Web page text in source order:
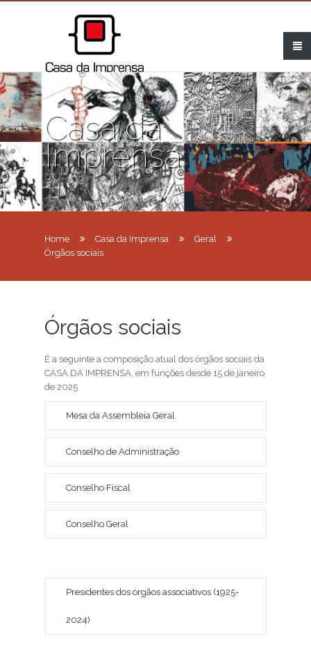
Casa da
Imprensa
Home Casa da Imprensa
Geral
Órgãos sociais
Órgãos sociais
É a seguinte a composição atual dos órgãos sociais da
CASA DA IMPRENSA, em funções desde 15 de janeiro
de 2025
Mesa da Assembleia Geral
Conselho de Administração
Conselho Fiscal
Conselho Geral
Presidentes dos órgãos associativos (1925-
2024)